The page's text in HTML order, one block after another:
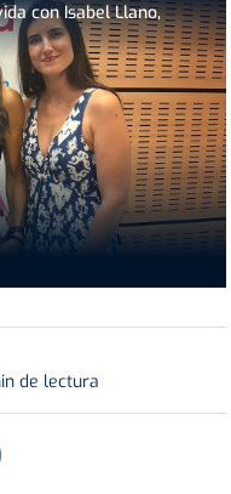
con Isabel Llano,
de lectura